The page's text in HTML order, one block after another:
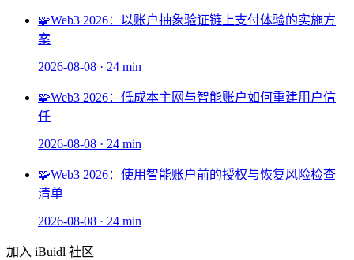
🧩Web3 2026：以账户抽象验证链上支付体验的实施方
案
2026-08-08 · 24 min
🧩Web3 2026：低成本主网与智能账户如何重建用户信
任
2026-08-08 · 24 min
🧩Web3 2026：使用智能账户前的授权与恢复风险检查
清单
2026-08-08 · 24 min
加入 iBuidl 社区